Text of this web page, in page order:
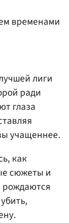
временами
лиги
ради
глаза
учащеннее.
как
сюжеты и
рождаются